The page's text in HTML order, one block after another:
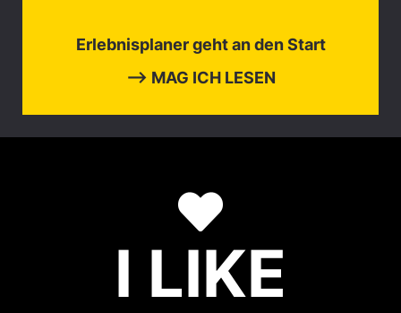
Erlebnisplaner geht an den Start
⟶ MAG ICH LESEN
I LIKE